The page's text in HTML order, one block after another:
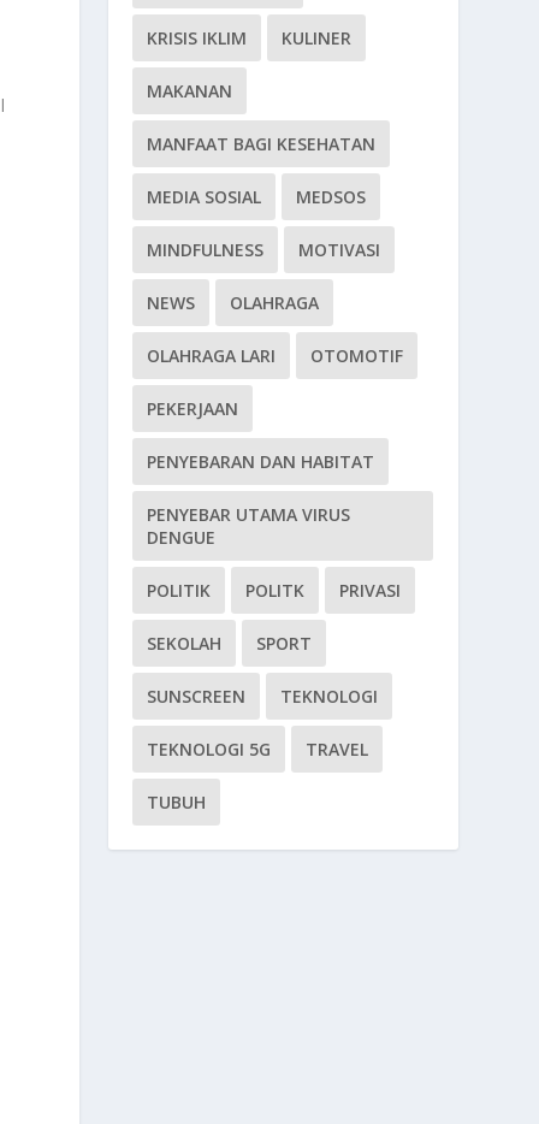
KRISIS IKLIM KULINER
MAKANAN
MANFAAT BAGI KESEHATAN
MEDIA SOSIAL MEDSOS
MINDFULNESS MOTIVASI
NEWS OLAHRAGA
OLAHRAGA LARI OTOMOTIF
PEKERJAAN
PENYEBARAN DAN HABITAT
PENYEBAR UTAMA VIRUS
DENGUE
POLITIK POLITK PRIVASI
SEKOLAH SPORT
SUNSCREEN TEKNOLOGI
TEKNOLOGI 5G TRAVEL
TUBUH